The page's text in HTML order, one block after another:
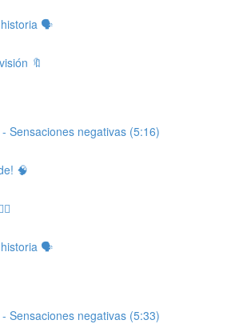
historia 🗣️
🔖
Sensaciones negativas (5:16)
🧠
historia 🗣️
Sensaciones negativas (5:33)